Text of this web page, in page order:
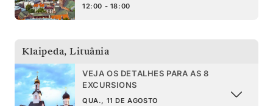
12:00 - 18:00
Klaipeda, Lituânia
VEJA OS DETALHES PARA AS 8
EXCURSIONS
QUA., 11 DE AGOSTO